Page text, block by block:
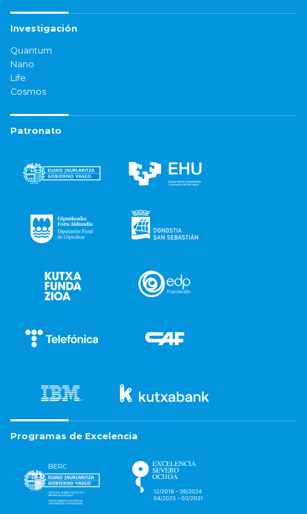
Investigación
Quantum
Nano
Life
Cosmos
Patronato
Programas de Excelencia